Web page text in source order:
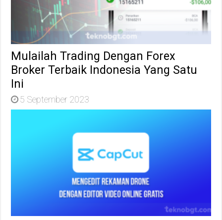
Mulailah Trading Dengan Forex
Broker Terbaik Indonesia Yang Satu
Ini
5 September 2023